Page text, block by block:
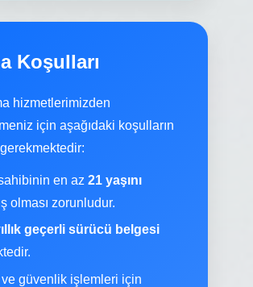
Koşulları
hizmetlerimizden
için aşağıdaki koşulların
en az 21 yaşını
olması zorunludur.
geçerli sürücü belgesi
güvenlik işlemleri için